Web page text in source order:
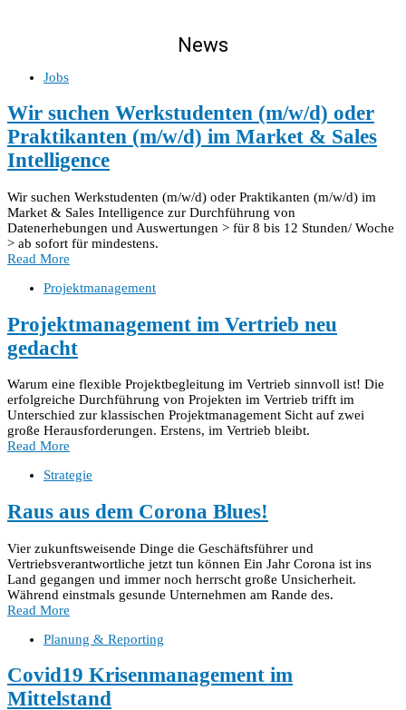
News
Jobs
Wir suchen Werkstudenten (m/w/d) oder
Praktikanten (m/w/d) im Market & Sales
Intelligence
Wir suchen Werkstudenten (m/w/d) oder Praktikanten (m/w/d) im
Market & Sales Intelligence zur Durchführung von
Datenerhebungen und Auswertungen > für 8 bis 12 Stunden/ Woche
> ab sofort für mindestens.
Read More
Projektmanagement
Projektmanagement im Vertrieb neu
gedacht
Warum eine flexible Projektbegleitung im Vertrieb sinnvoll ist! Die
erfolgreiche Durchführung von Projekten im Vertrieb trifft im
Unterschied zur klassischen Projektmanagement Sicht auf zwei
große Herausforderungen. Erstens, im Vertrieb bleibt.
Read More
Strategie
Raus aus dem Corona Blues!
Vier zukunftsweisende Dinge die Geschäftsführer und
Vertriebsverantwortliche jetzt tun können Ein Jahr Corona ist ins
Land gegangen und immer noch herrscht große Unsicherheit.
Während einstmals gesunde Unternehmen am Rande des.
Read More
Planung & Reporting
Covid19 Krisenmanagement im
Mittelstand